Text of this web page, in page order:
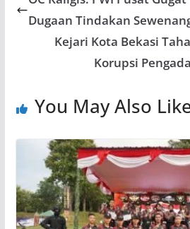
Dugaan Tindakan
Kejari Kota Bekasi
Korupsi
You May Also